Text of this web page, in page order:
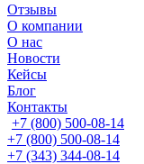
Отзывы
О компании
О нас
Новости
Кейсы
Блог
Контакты
+7 (800) 500-08-14
+7 (800) 500-08-14
+7 (343) 344-08-14